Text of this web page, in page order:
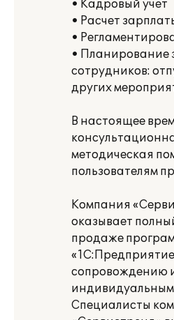
• Кадровый учет
• Расчет
•
• Планирование
сотрудников:
других
В настоящее
методическая
пользователям
Компания
оказывает
продаже
сопровождению
Специалисты